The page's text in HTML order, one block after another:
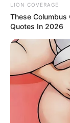
อาการแบบนี้ “ลาง
LION COVERAGE
These Columbus
Quotes In 2026